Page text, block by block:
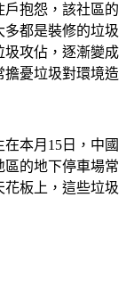
抱怨，該社區的
多都是裝修的垃圾
圾攻佔，逐漸變成
憂垃圾對環境造
本月15日，中國
區的地下停車場常
板上，這些垃圾